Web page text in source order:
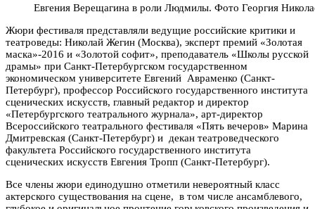
Евгения Верещагина в роли Людмилы. Фото Георгия
Жюри фестиваля представляли ведущие российские критики и
театроведы: Николай Жегин (Москва), эксперт премий «Золотая
маска»-2016 и «Золотой софит», преподаватель «Школы русской
драмы» при Санкт-Петербургском государственном
экономическом университете Евгений Авраменко (Санкт-
Петербург), профессор Российского государственного института
сценических искусств, главный редактор и директор
«Петербургского театрального журнала», арт-директор
Всероссийского театрального фестиваля «Пять вечеров» Марина
Дмитревская (Санкт-Петербург) и декан театроведческого
факультета Российского государственного института
сценических искусств Евгения Тропп (Санкт-Петербург).
Все члены жюри единодушно отметили невероятный класс
актерского существования на сцене, в том числе ансамблевого,